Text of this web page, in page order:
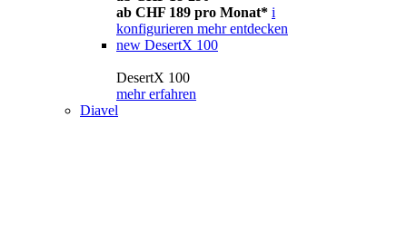
ab CHF 189 pro Monat* i
konfigurieren mehr entdecken
new DesertX 100
DesertX 100
mehr erfahren
Diavel